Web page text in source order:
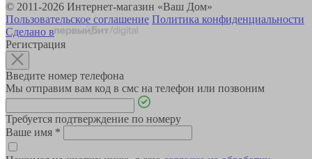
© 2011-2026 Интернет-магазин «Ваш Дом»
Пользовательское соглашение Политика конфиденциальности
Сделано в
Регистрация
Введите номер телефона
Мы отправим вам код в смс на телефон или позвоним
Требуется подтверждение по номеру
Ваше имя *